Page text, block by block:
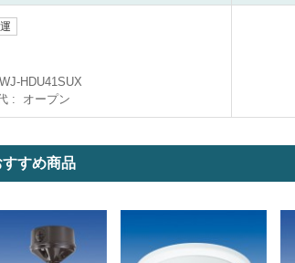
WJ-HDU41SUX
オープン
すすめ商品